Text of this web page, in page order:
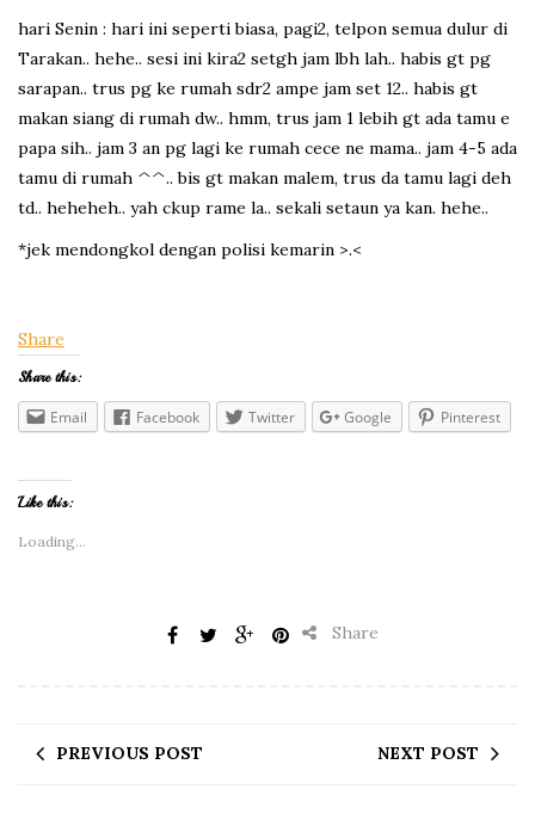
hari Senin : hari ini seperti biasa, pagi2, telpon semua dulur di
Tarakan.. hehe.. sesi ini kira2 setgh jam lbh lah.. habis gt pg
sarapan.. trus pg ke rumah sdr2 ampe jam set 12.. habis gt
makan siang di rumah dw.. hmm, trus jam 1 lebih gt ada tamu e
papa sih.. jam 3 an pg lagi ke rumah cece ne mama.. jam 4-5 ada
tamu di rumah ^^.. bis gt makan malem, trus da tamu lagi deh
td.. heheheh.. yah ckup rame la.. sekali setaun ya kan. hehe..
*jek mendongkol dengan polisi kemarin >.<
Share
Share this:
Email Facebook Twitter Google Pinterest
Like this:
Loading...
Share
PREVIOUS POST NEXT POST